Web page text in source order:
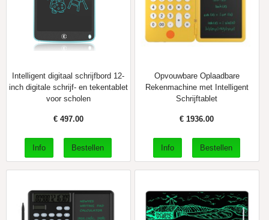
Intelligent digitaal schrijfbord 12-
inch digitale schrijf- en tekentablet
voor scholen
€ 497.00
Opvouwbare Oplaadbare
Rekenmachine met Intelligent
Schrijftablet
€1936.00